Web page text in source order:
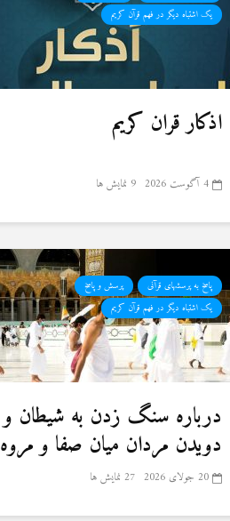
یک اشتباه دیگر در فهم قرآن کریم
اذکار قران کریم
4 آگوست 2026 9 نمایش ها
پاسخ به پرسشهای قرآنی
پرسش و پاسخ
یک اشتباه دیگر در فهم قرآن کریم
درباره سنگ زدن به شیطان و
دویدن مردان میان صفا و مروه
20 جولای 2026 27 نمایش ها